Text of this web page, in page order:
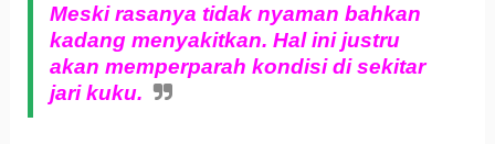
Meski rasanya tidak nyaman bahkan
kadang menyakitkan. Hal ini justru
akan memperparah kondisi di sekitar
jari kuku.